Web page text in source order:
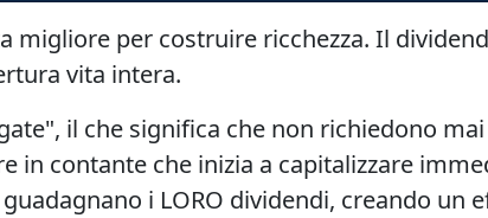
migliore per costruire ricchezza. Il
vita intera.
il che significa che non richiedono
in contante che inizia a capitalizzare
i LORO dividendi, creando un